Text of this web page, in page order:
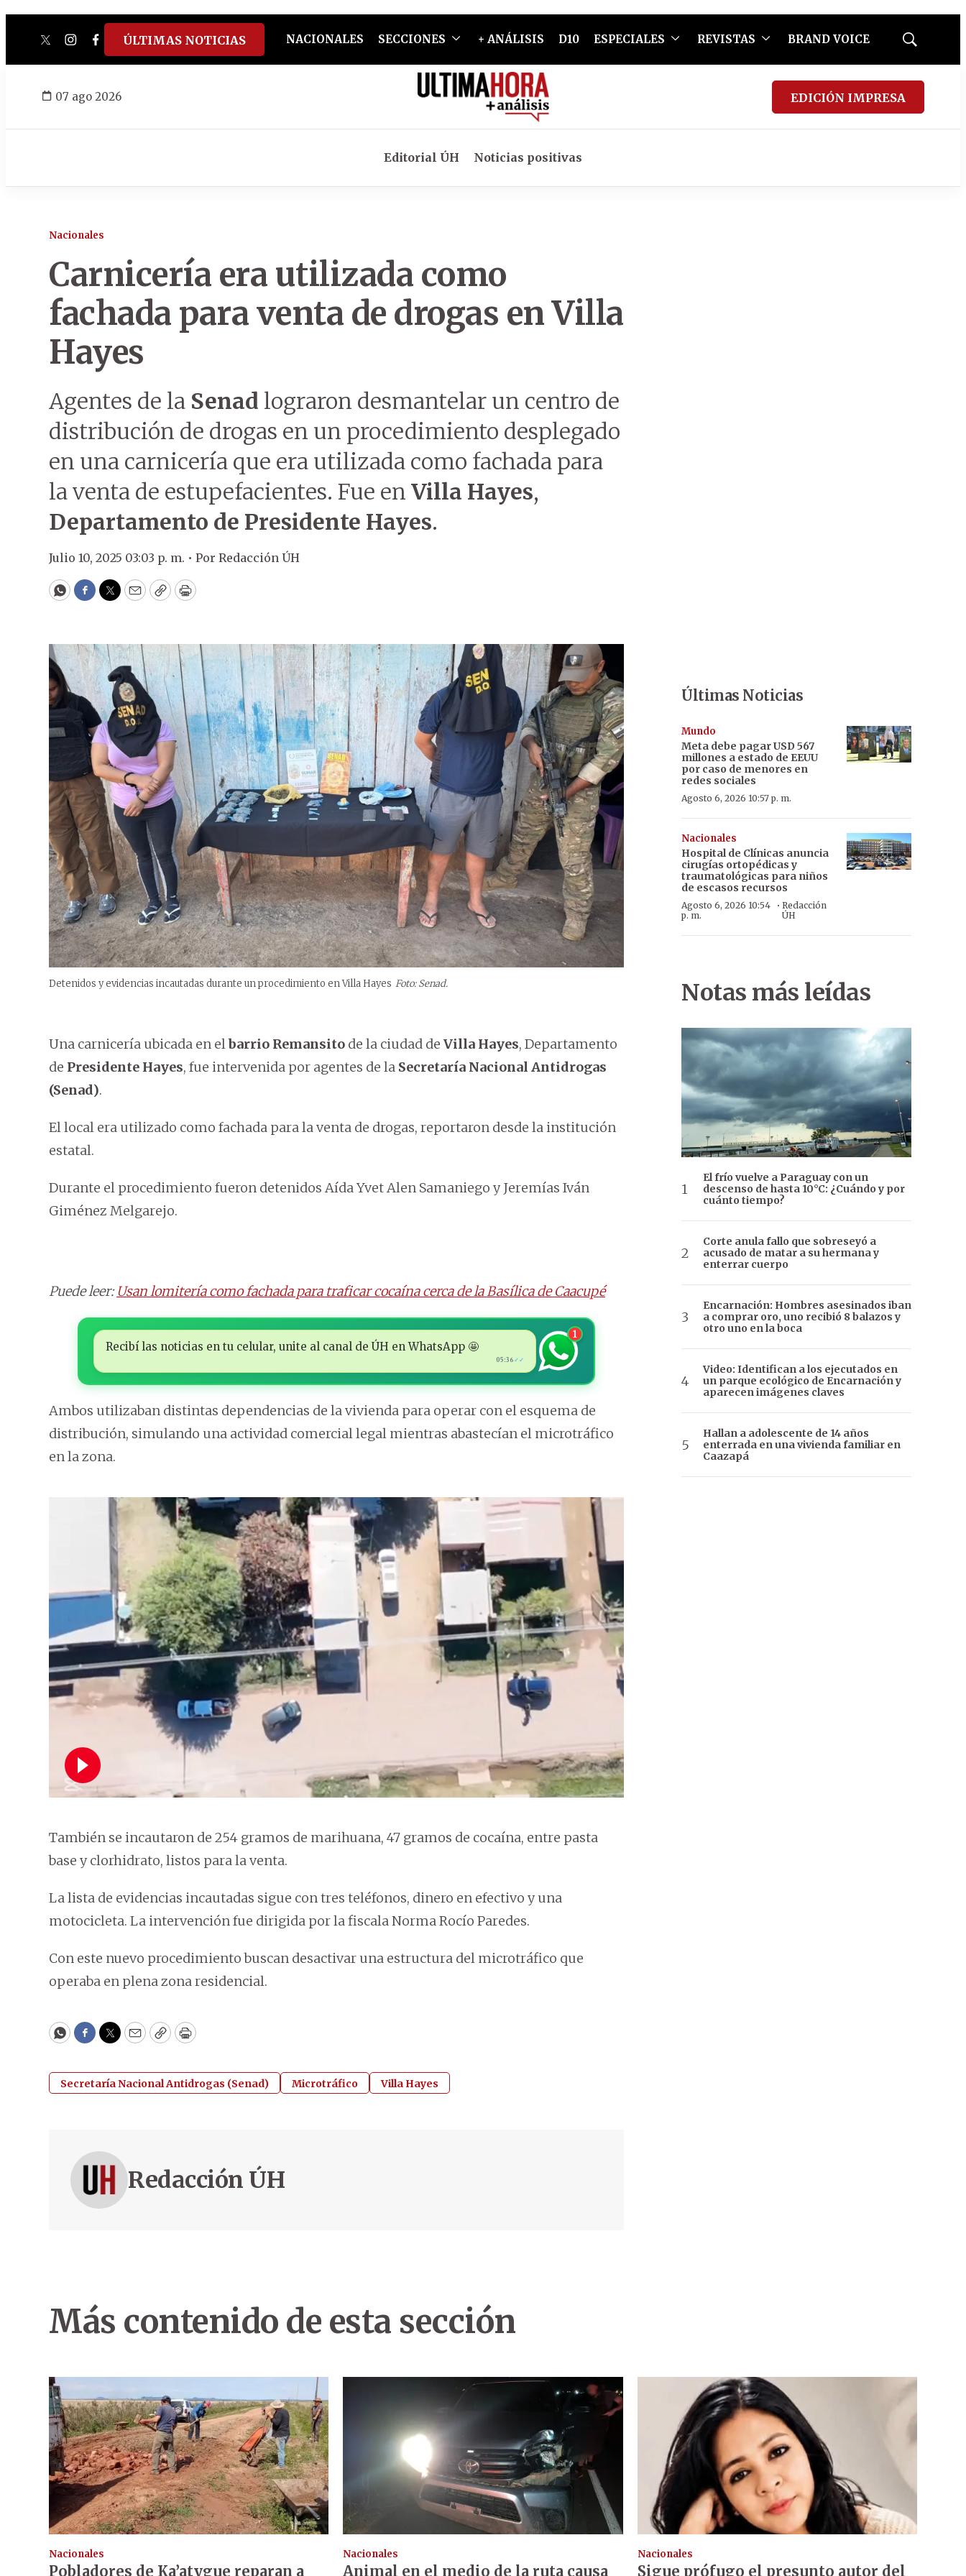
twitterinstagram
facebook
tiktokyoutube
spotify
ÚLTIMAS NOTICIAS NACIONALES SECCIONES + ANÁLISIS D10 ESPECIALES REVISTAS BRAND VOICE
Mostrar
07 ago 2026 EDICIÓN IMPRESA
Editorial ÚH Noticias positivas
Nacionales
Carnicería era utilizada como
fachada para venta de drogas en Villa
Hayes
Agentes de la Senad lograron desmantelar un centro de
distribución de drogas en un procedimiento desplegado
en una carnicería que era utilizada como fachada para
la venta de estupefacientes. Fue en Villa Hayes,
Departamento de Presidente Hayes.
Julio 10, 2025 03:03 p. m. • Por Redacción ÚH
WhatsApp
Facebook
Twitter
EmailCopyPrint
Detenidos y evidencias incautadas durante un procedimiento en Villa Hayes Foto: Senad.
Una carnicería ubicada en elbarrio Remansito de la ciudad de Villa Hayes, Departamento
de Presidente Hayes, fue intervenida por agentes de la Secretaría Nacional Antidrogas
(Senad).
El local era utilizado como fachada para la venta de drogas, reportaron desde la institución
estatal.
Durante el procedimiento fueron detenidos Aída Yvet Alen Samaniego y Jeremías Iván
Giménez Melgarejo.
Puede leer: Usan lomitería como fachada para traficar cocaína cerca de la Basílica de Caacupé
Recibí las noticias en tu celular, unite al canal de ÚH en WhatsApp 🤩
05:36 ✓✓
1
Ambos utilizaban distintas dependencias de la vivienda para operar con el esquema de
distribución, simulando una actividad comercial legal mientras abastecían el microtráfico
en la zona.
También se incautaron de 254 gramos de marihuana, 47 gramos de cocaína, entre pasta
base y clorhidrato, listos para la venta.
La lista de evidencias incautadas sigue con tres teléfonos, dinero en efectivo y una
motocicleta. La intervención fue dirigida por la fiscala Norma Rocío Paredes.
Con este nuevo procedimiento buscan desactivar una estructura del microtráfico que
operaba en plena zona residencial.
WhatsApp
Facebook
Twitter
EmailCopyPrint
Secretaría Nacional Antidrogas (Senad) Microtráfico Villa Hayes
Redacción ÚH
Últimas Noticias
Mundo
Meta debe pagar USD 567
millones a estado de EEUU
por caso de menores en
redes sociales
Agosto 6, 2026 10:57 p. m.
Nacionales
Hospital de Clínicas anuncia
cirugías ortopédicas y
traumatológicas para niños
de escasos recursos
Agosto 6, 2026 10:54
p. m.
· Redacción
ÚH
Notas más leídas
El frío vuelve a Paraguay con un
descenso de hasta 10°C: ¿Cuándo y por
cuánto tiempo?
Corte anula fallo que sobreseyó a
acusado de matar a su hermana y
enterrar cuerpo
Encarnación: Hombres asesinados iban
a comprar oro, uno recibió 8 balazos y
otro uno en la boca
Video: Identifican a los ejecutados en
un parque ecológico de Encarnación y
aparecen imágenes claves
Hallan a adolescente de 14 años
enterrada en una vivienda familiar en
Caazapá
Más contenido de esta sección
Nacionales
Pobladores de Ka’atygue reparan a
Nacionales
Animal en el medio de la ruta causa
Nacionales
Sigue prófugo el presunto autor del